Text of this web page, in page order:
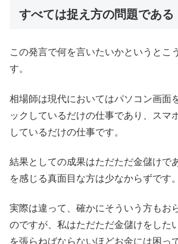
すべては捉え方の問題である
この発言で何を言いたいかというとこ
す。
相場師は現代においてはパソコン画面
ックしているだけの仕事であり、スマ
しているだけの仕事です。
結果としての成果はただただ金儲けで
を感じる真面目な方は少なからずです。
実際は違って、確かにそういう方もお
のですが、私はただただ金儲けをした
を張らねばならないほどお金には困っ